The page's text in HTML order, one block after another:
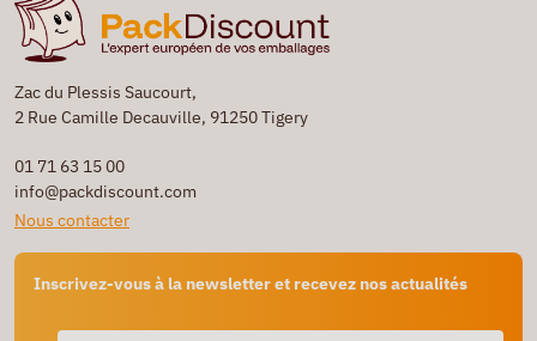
Zac du Plessis Saucourt,
2 Rue Camille Decauville, 91250 Tigery
01 71 63 15 00
info@packdiscount.com
Nous contacter
Inscrivez-vous à la newsletter et recevez nos actualités